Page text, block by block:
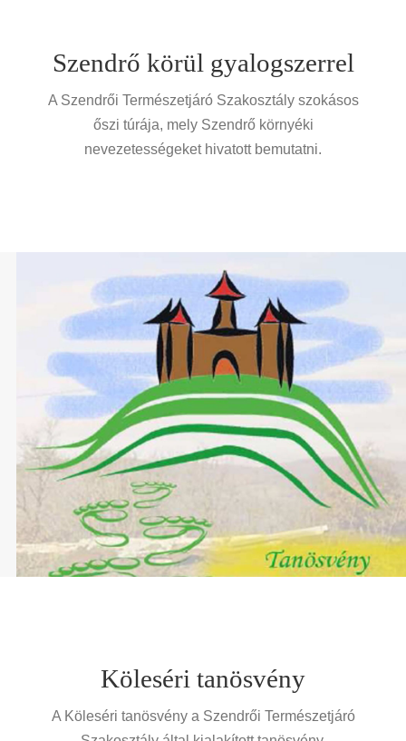
Szendrő körül gyalogszerrel
A Szendrői Természetjáró Szakosztály szokásos
őszi túrája, mely Szendrő környéki
nevezetességeket hivatott bemutatni.
Köleséri tanösvény
A Köleséri tanösvény a Szendrői Természetjáró